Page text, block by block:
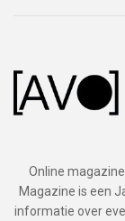
Online
Magazine is een
informatie over